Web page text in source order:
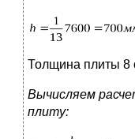
Толщина плиты 8
Вычисляем
плиту: